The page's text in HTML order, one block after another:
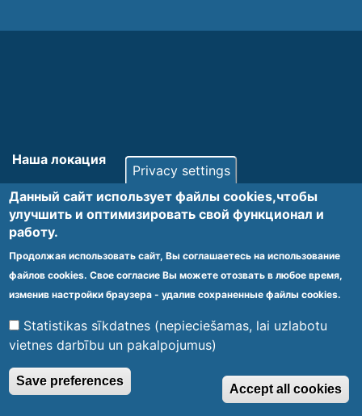
Наша локация
КРЦ "Яункемери" находится в Латвии, в городе Юрмала, в 38
км от Риги, в сосновом бору, недалеко от дюнной зоны
Рижского залива. Центр расположен между морем и озером
Слока.
Наш адрес
Латвия LV – 2012, Юрмала, ул. Колкас 20
Privacy settings
Данный сайт использует файлы cookies,чтобы
улучшить и оптимизировать cвой функционал и
работу.
Продолжая использовать сайт, Вы соглашаетесь на использование
файлов cookies. Свое согласие Вы можете отозвать в любое время,
изменив настройки браузера - удалив сохраненные файлы cookies.
Statistikas sīkdatnes (nepieciešamas, lai uzlabotu
vietnes darbību un pakalpojumus)
Save preferences
Accept all cookies